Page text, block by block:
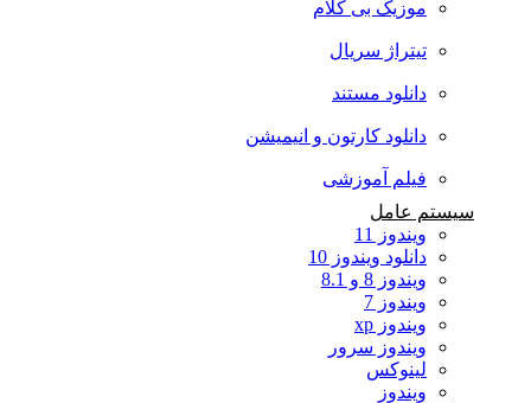
موزیک بی کلام
تیتراژ سریال
دانلود مستند
دانلود کارتون و انیمیشن
فیلم آموزشی
سیستم عامل
ویندوز 11
دانلود ویندوز 10
ویندوز 8 و 8.1
ویندوز 7
ویندوز xp
ویندوز سرور
لینوکس
ویندوز